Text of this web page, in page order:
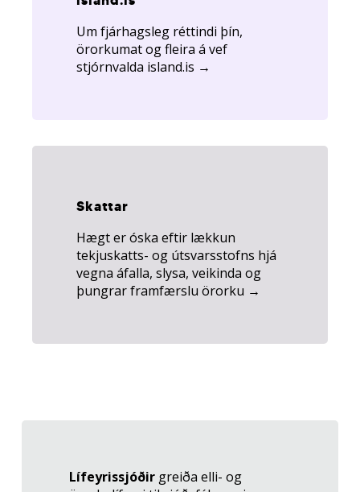
Um fjárhagsleg réttindi þín,
örorkumat og fleira á vef
stjórnvalda island.is →
Skattar
Hægt er óska eftir lækkun
tekjuskatts- og útsvarsstofns hjá
vegna áfalla, slysa, veikinda og
þungrar framfærslu örorku →
Tengill
Lífeyrissjóðir greiða elli- og